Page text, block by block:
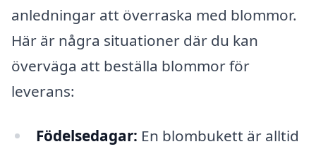
anledningar att överraska med blommor.
Här är några situationer där du kan
överväga att beställa blommor för
leverans:
Födelsedagar: En blombukett är alltid